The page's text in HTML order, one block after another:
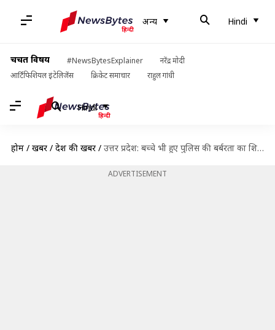
अन्य Hindi
चर्चित विषय #NewsBytesExplainer
नरेंद्र मोदी
आर्टिफिशियल इंटेलिजेंस
क्रिकेट समाचार राहुल गांधी
Hindi
होम / खबरें / देश की खबरें / उत्तर प्रदेश: बच्चे भी हुए पुलिस की बर्बरता का शिकार, दो नाबालिग अभी भी जेल में
ADVERTISEMENT